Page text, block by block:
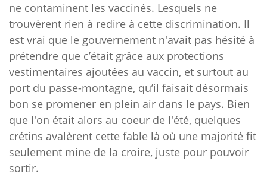
ne contaminent les vaccinés. Lesquels ne
trouvèrent rien à redire à cette discrimination. Il
est vrai que le gouvernement n'avait pas hésité à
prétendre que c’était grâce aux protections
vestimentaires ajoutées au vaccin, et surtout au
port du passe-montagne, qu’il faisait désormais
bon se promener en plein air dans le pays. Bien
que l'on était alors au coeur de l'été, quelques
crétins avalèrent cette fable là où une majorité fit
seulement mine de la croire, juste pour pouvoir
sortir.